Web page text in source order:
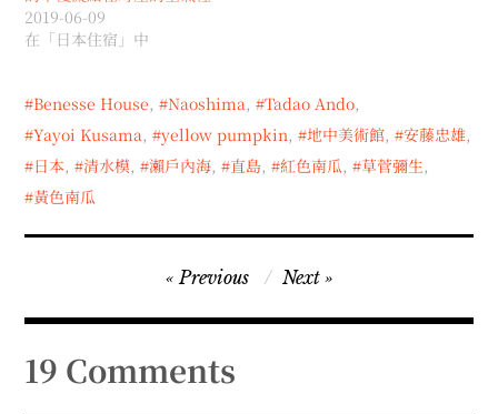
2019-06-09
在「日本住宿」中
Benesse House, Naoshima, Tadao Ando,
Yayoi Kusama, yellow pumpkin, 地中美術館, 安藤忠雄,
日本, 清水模, 瀨戶內海, 直島, 紅色南瓜, 草菅彌生,
黃色南瓜
章
導
覽
Previous Next
19 Comments